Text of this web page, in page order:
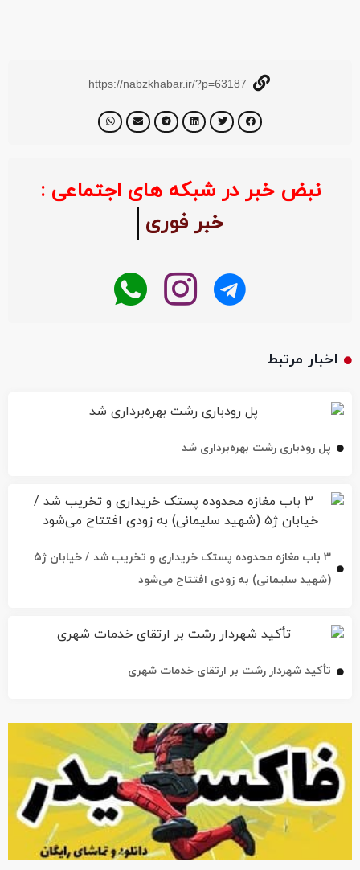
https://nabzkhabar.ir/?p=63187
نبض خبر در شبکه های اجتماعی :
خبر فوری
اخبار مرتبط
پل رودباری رشت بهره‌برداری شد
۳ باب مغازه محدوده پستک خریداری و تخریب شد / خیابان ژ۵
(شهید سلیمانی) به زودی افتتاح می‌شود
تأکید شهردار رشت بر ارتقای خدمات شهری